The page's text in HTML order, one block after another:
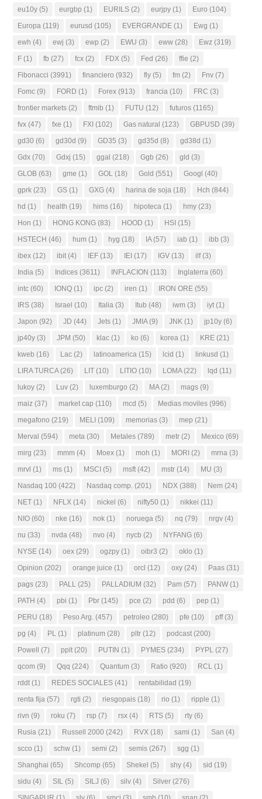
eu10y (5) eurgbp (1) EURILS (2) eurjpy (1) Euro (104)
Europa (119) eurusd (105) EVERGRANDE (1) Ewg (1)
ewh (4) ewj (3) ewp (2) EWU (3) eww (28) Ewz (319)
F (1) fb (27) fcx (2) FDX (5) Fed (26) ffie (2)
Fibonacci (3991) financiero (932) fly (5) fm (2) Fnv (7)
Fomc (9) FORD (1) Forex (913) francia (10) FRC (3)
frontier markets (2) ftmib (1) FUTU (12) futuros (1165)
fvx (47) fxe (1) FXI (102) Gas natural (123) GBPUSD (39)
gd30 (6) gd30d (9) GD35 (3) gd35d (8) gd38d (1)
Gdx (70) Gdxj (15) ggal (218) Ggb (26) gld (3)
GLOB (63) gme (1) GOL (18) Gold (551) Googl (40)
gprk (23) GS (1) GXG (4) harina de soja (18) Hch (844)
hd (1) health (19) hims (16) hipoteca (1) hmy (23)
Hon (1) HONG KONG (83) HOOD (1) HSI (15)
HSTECH (46) hum (1) hyg (18) IA(57) iab (1) ibb (3)
ibex (12) ibit (4) IEF (13) IEI (17) IGV (13) ilf(3)
India (5) Indices (3611) INFLACION (113) Inglaterra (60)
intc (60) IONQ (1) ipc (2) iren (1) IRON ORE (55)
IRS (38) Israel (10) Italia (3) Itub (48) iwm (3) iyt (1)
Japon (92) JD (44) Jets (1) JMIA(9) JNK (1) jp10y (6)
jp40y (3) JPM (50) klac (1) ko (6) korea (1) KRE (21)
kweb (16) Lac (2) latinoamerica (15) lcid (1) linkusd (1)
LIRA TURCA(26) LIT (10) LITIO (10) LOMA(22) lqd (11)
lukoy (2) Luv (2) luxemburgo (2) MA(2) mags (9)
maiz (37) market cap (110) mcd (5) Medias moviles (996)
megafono (219) MELI (109) memorias (3) mep (21)
Merval (594) meta (30) Metales (789) metr (2) Mexico (69)
mirg (23) mmm (4) Moex (1) moh (1) MORI (2) mrna (3)
mrvl (1) ms (1) MSCI (5) msft (42) mstr (14) MU (3)
Nasdaq 100 (422) Nasdaq comp. (201) NDX (388) Nem (24)
NET (1) NFLX (14) nickel (6) nifty50 (1) nikkei (11)
NIO (60) nke (16) nok (1) noruega (5) nq (79) nrgv (4)
nu (33) nvda (48) nvo (4) nycb (2) NYFANG (6)
NYSE (14) oex (29) ogzpy (1) oibr3 (2) oklo (1)
Opinion (202) orange juice (1) orcl (12) oxy (24) Paas (31)
pags (23) PALL (25) PALLADIUM (32) Pam (57) PANW (1)
PATH (4) pbi (1) Pbr (145) pce (2) pdd (6) pep (1)
PERU (18) Peso Arg. (457) petroleo (280) pfe (10) pff(3)
pg (4) PL (1) platinum (28) pltr (12) podcast (200)
Powell
(7) pplt (20) PUTIN (1) PYMES (234) PYPL (27)
qcom (9) Qqq (224) Quantum (3) Ratio (920) RCL (1)
rddt (1) REDES SOCIALES (41) rentabilidad (19)
renta fija (57) rgti (2) riesgopais (18) rio (1) ripple (1)
rivn (9) roku (7) rsp (7) rsx (4) RTS (5) rty (6)
Rusia (21) Russell 2000 (242) RVX (18) sami (1) San (4)
scco (1) schw (1) semi (2) semis (267) sgg (1)
Shanghai (65) Shcomp (65) Shekel (5) shy (4) sid (19)
sidu (4) SIL (5) SILJ (6) silv (4) Silver (276)